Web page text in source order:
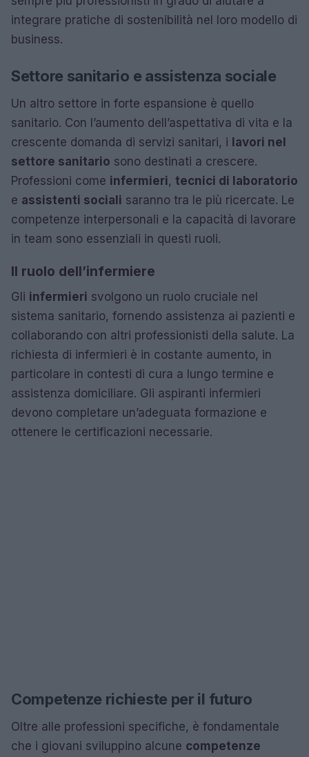
integrare pratiche di sostenibilità nel loro modello di
business.
Settore sanitario e assistenza sociale
Un altro settore in forte espansione è quello
sanitario. Con l’aumento dell’aspettativa di vita e la
crescente domanda di servizi sanitari, i lavori nel
settore sanitario sono destinati a crescere.
Professioni come infermieri, tecnici di laboratorio
e assistenti sociali saranno tra le più ricercate. Le
competenze interpersonali e la capacità di lavorare
in team sono essenziali in questi ruoli.
Il ruolo dell’infermiere
Gli infermieri svolgono un ruolo cruciale nel
sistema sanitario, fornendo assistenza ai pazienti e
collaborando con altri professionisti della salute. La
richiesta di infermieri è in costante aumento, in
particolare in contesti di cura a lungo termine e
assistenza domiciliare. Gli aspiranti infermieri
devono completare un’adeguata formazione e
ottenere le certificazioni necessarie.
Competenze richieste per il futuro
Oltre alle professioni specifiche, è fondamentale
che i giovani sviluppino alcune competenze